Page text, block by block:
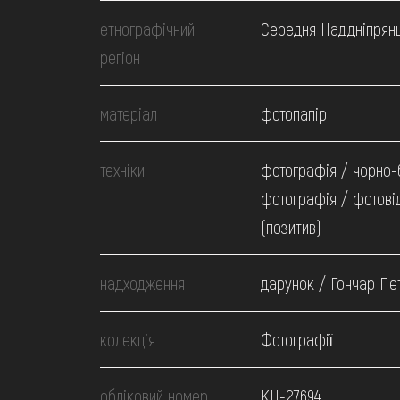
НАВЧИТИСЯ
ПОСЛУГИ
етнографічний
регіон
Середня
матеріал фотопапір
техніки
фотографія / чорно-
фотографія /
(позитив)
надходження дарунок / Гончар
колекція Фотографії
обліковий номер КН-27694